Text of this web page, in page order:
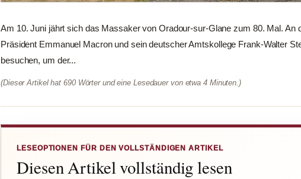
Am 10. Juni jährt sich das Massaker von Oradour-sur-Glane zum 80. Mal. An
Präsident Emmanuel Macron und sein deutscher Amtskollege Frank-Walter
besuchen, um der...
(Dieser Artikel hat 690 Wörter und eine Lesedauer von etwa 4 Minuten.)
LESEOPTIONEN FÜR DEN VOLLSTÄNDIGEN ARTIKEL
Diesen Artikel vollständig lesen